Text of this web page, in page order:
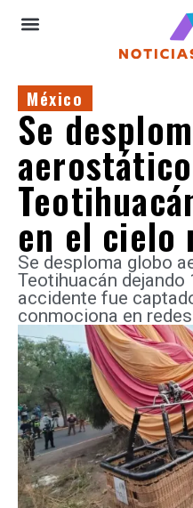
México
Se
en el cielo
Se desploma globo
Teotihuacán dejando
accidente fue
conmociona en